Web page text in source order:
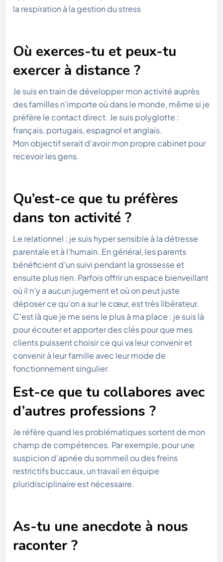
la respiration à la gestion du stress
Où exerces-tu et peux-tu
exercer à distance ?
Je suis en train de développer mon activité auprès
des familles n’importe où dans le monde, même si je
préfère le contact direct. Je suis polyglotte :
français, portugais, espagnol et anglais.
Mon objectif serait d’avoir mon propre cabinet pour
recevoir les gens.
Qu’est-ce que tu préfères
dans ton activité ?
Le relationnel ; je suis hyper sensible à la détresse
parentale et à l’humain. En général, les parents
bénéficient d’un suivi pendant la grossesse et
ensuite plus rien. Parfois offrir un espace bienveillant
où il n’y a aucun jugement et où on peut juste
déposer ce qu’on a sur le cœur, est très libérateur.
C’est là que je me sens le plus à ma place : je suis là
pour écouter et apporter des clés pour que mes
clients puissent choisir ce qui va leur convenir et
convenir à leur famille avec leur mode de
fonctionnement singulier.
Est-ce que tu collabores avec
d’autres professions ?
Je réfère quand les problématiques sortent de mon
champ de compétences. Par exemple, pour une
suspicion d’apnée du sommeil ou des freins
restrictifs buccaux, un travail en équipe
pluridisciplinaire est nécessaire.
As-tu une anecdote à nous
raconter ?